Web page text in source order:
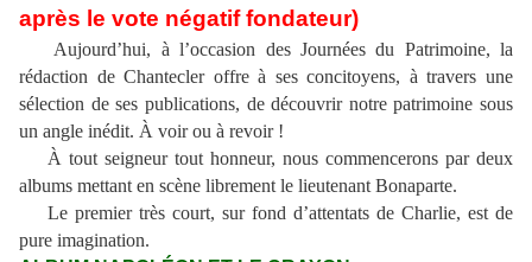
après le vote négatif fondateur)
Aujourd’hui, à l’occasion des Journées du Patrimoine, la
rédaction de Chantecler offre à ses concitoyens, à travers une
sélection de ses publications, de découvrir notre patrimoine sous
un angle inédit. À voir ou à revoir !
À tout seigneur tout honneur, nous commencerons par deux
albums mettant en scène librement le lieutenant Bonaparte.
Le premier très court, sur fond d’attentats de Charlie, est de
pure imagination.